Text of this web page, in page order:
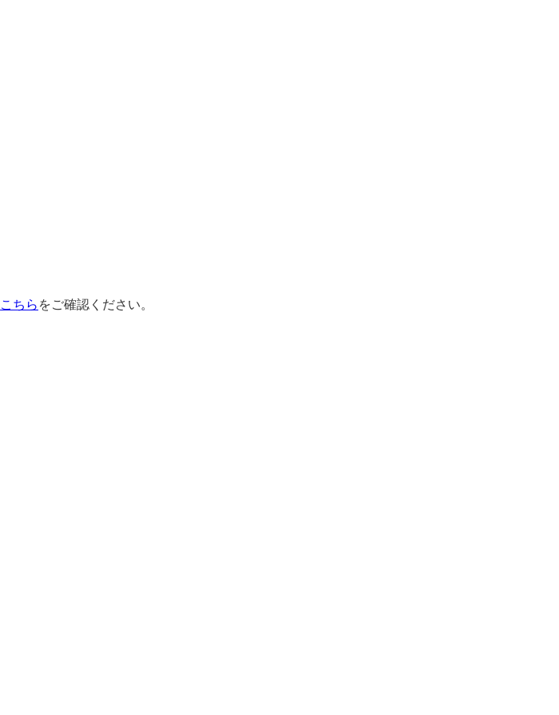
こちら をご確認ください。